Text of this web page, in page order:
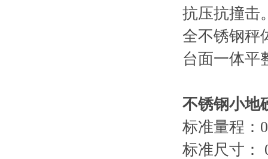
抗压抗撞击
全不锈钢秤
台面一体平
不锈钢小地
标准量程：
标准尺寸：